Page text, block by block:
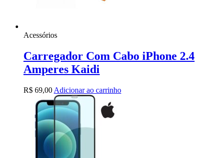
Acessórios
Carregador Com Cabo iPhone 2.4
Amperes Kaidi
R$ 69,00 Adicionar ao carrinho